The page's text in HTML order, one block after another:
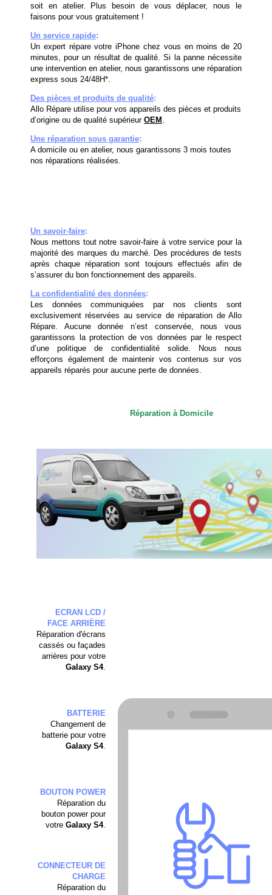
soit en atelier. Plus besoin de vous déplacer, nous le
faisons pour vous gratuitement !
Un service rapide:
Un expert répare votre iPhone chez vous en moins de 20
minutes, pour un résultat de qualité. Si la panne nécessite
une intervention en atelier, nous garantissons une réparation
express sous 24/48H*.
Des pièces et produits de qualité:
Allo Répare utilise pour vos appareils des pièces et produits
d’origine ou de qualité supérieur OEM .
Une réparation sous garantie:
A domicile ou en atelier, nous garantissons 3 mois toutes
nos réparations réalisées.
Un savoir-faire:
Nous mettons tout notre savoir-faire à votre service pour la
majorité des marques du marché. Des procédures de tests
après chaque réparation sont toujours effectués afin de
s’assurer du bon fonctionnement des appareils.
La confidentialité des données:
Les données communiquées par nos clients sont
exclusivement réservées au service de réparation de Allo
Répare. Aucune donnée n’est conservée, nous vous
garantissons la protection de vos données par le respect
d’une politique de confidentialité solide. Nous nous
efforçons également de maintenir vos contenus sur vos
appareils réparés pour aucune perte de données.
Réparation à Domicile
ECRAN LCD /
FACE ARRIÈRE
Réparation d'écrans
cassés ou façades
arrières pour votre
Galaxy S4.
BATTERIE
Changement de
batterie pour votre
Galaxy S4.
BOUTON POWER
Réparation du
bouton power pour
votre Galaxy S4.
CONNECTEUR DE
CHARGE
Réparation du